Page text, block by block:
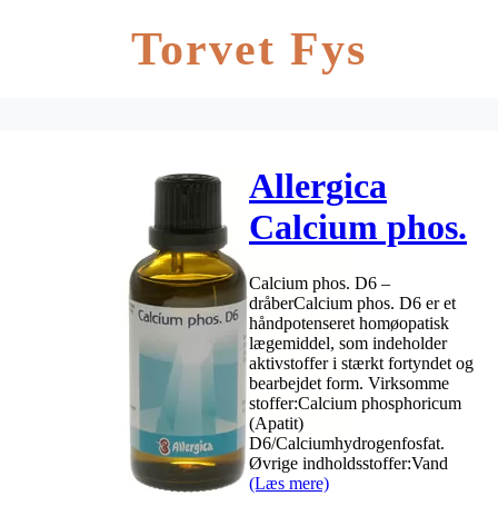
Torvet Fys
Allergica
Calcium phos.
D6 – 50 ml
Calcium phos. D6 –
dråberCalcium phos. D6 er et
håndpotenseret homøopatisk
lægemiddel, som indeholder
aktivstoffer i stærkt fortyndet og
bearbejdet form. Virksomme
stoffer:Calcium phosphoricum
(Apatit)
D6/Calciumhydrogenfosfat.
Øvrige indholdsstoffer:Vand
(Læs mere)